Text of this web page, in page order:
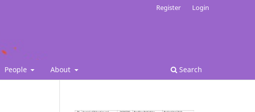
People About Search
Register Login